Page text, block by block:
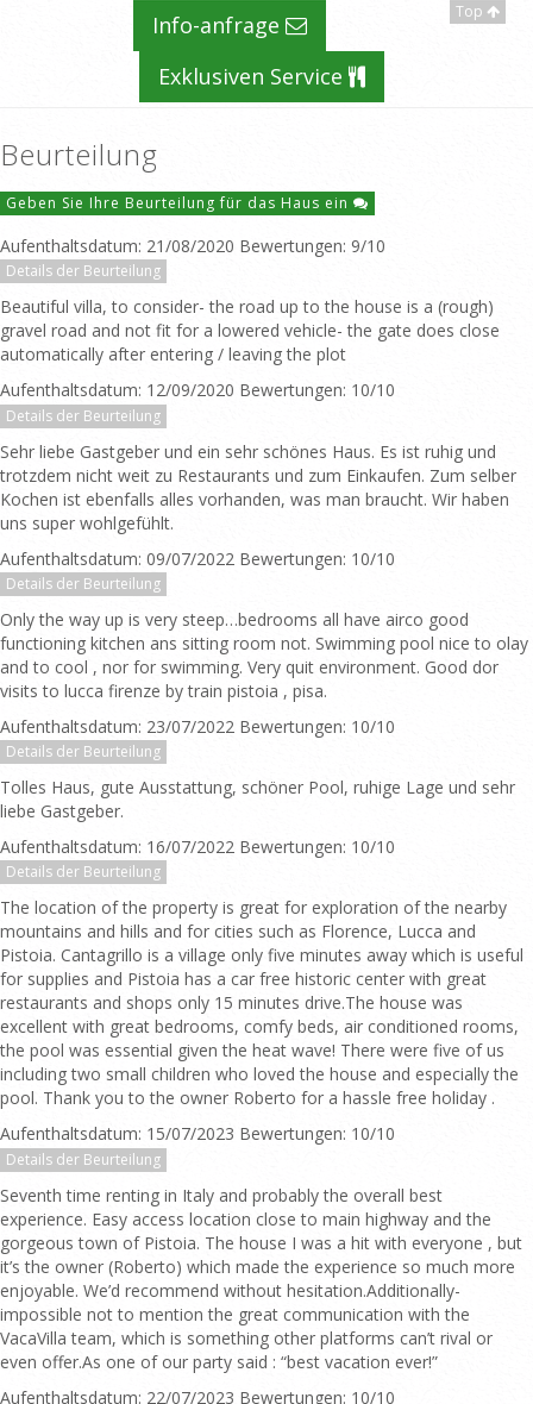
Top
Info-anfrage
Exklusiven Service
Beurteilung
Geben Sie Ihre Beurteilung für das Haus ein
Aufenthaltsdatum: 21/08/2020 Bewertungen: 9/10
Details der Beurteilung
Beautiful villa, to consider- the road up to the house is a (rough)
gravel road and not fit for a lowered vehicle- the gate does close
automatically after entering / leaving the plot
Aufenthaltsdatum: 12/09/2020 Bewertungen: 10/10
Details der Beurteilung
Sehr liebe Gastgeber und ein sehr schönes Haus. Es ist ruhig und
trotzdem nicht weit zu Restaurants und zum Einkaufen. Zum selber
Kochen ist ebenfalls alles vorhanden, was man braucht. Wir haben
uns super wohlgefühlt.
Aufenthaltsdatum: 09/07/2022 Bewertungen: 10/10
Details der Beurteilung
Only the way up is very steep…bedrooms all have airco good
functioning kitchen ans sitting room not. Swimming pool nice to olay
and to cool , nor for swimming. Very quit environment. Good dor
visits to lucca firenze by train pistoia , pisa.
Aufenthaltsdatum: 23/07/2022 Bewertungen: 10/10
Details der Beurteilung
Tolles Haus, gute Ausstattung, schöner Pool, ruhige Lage und sehr
liebe Gastgeber.
Aufenthaltsdatum: 16/07/2022 Bewertungen: 10/10
Details der Beurteilung
The location of the property is great for exploration of the nearby
mountains and hills and for cities such as Florence, Lucca and
Pistoia. Cantagrillo is a village only five minutes away which is useful
for supplies and Pistoia has a car free historic center with great
restaurants and shops only 15 minutes drive.The house was
excellent with great bedrooms, comfy beds, air conditioned rooms,
the pool was essential given the heat wave! There were five of us
including two small children who loved the house and especially the
pool. Thank you to the owner Roberto for a hassle free holiday .
Aufenthaltsdatum: 15/07/2023 Bewertungen: 10/10
Details der Beurteilung
Seventh time renting in Italy and probably the overall best
experience. Easy access location close to main highway and the
gorgeous town of Pistoia. The house I was a hit with everyone , but
it’s the owner (Roberto) which made the experience so much more
enjoyable. We’d recommend without hesitation.Additionally-
impossible not to mention the great communication with the
VacaVilla team, which is something other platforms can’t rival or
even offer.As one of our party said : “best vacation ever!”
Aufenthaltsdatum: 22/07/2023 Bewertungen: 10/10